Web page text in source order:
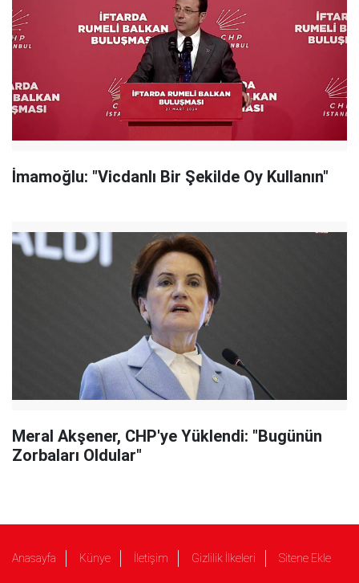
İmamoğlu: "Vicdanlı Bir Şekilde Oy Kullanın"
Meral Akşener, CHP'ye Yüklendi: "Bugünün
Zorbaları Oldular"
Anasayfa Künye İletişim Gizlilik İlkeleri Sitene Ekle